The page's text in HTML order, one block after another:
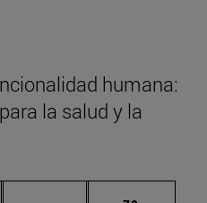
humana:
la salud y la